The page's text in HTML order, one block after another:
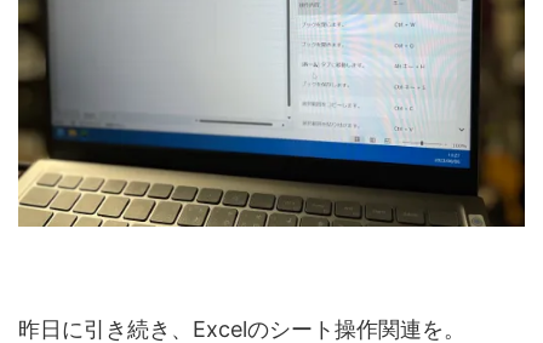
昨日に引き続き、Excelのシート操作関連を。